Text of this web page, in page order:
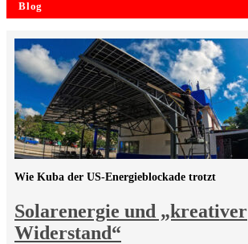
Blog
Solarenergie und „kreativer
Widerstand“
Wie Kuba der US-Energieblockade trotzt